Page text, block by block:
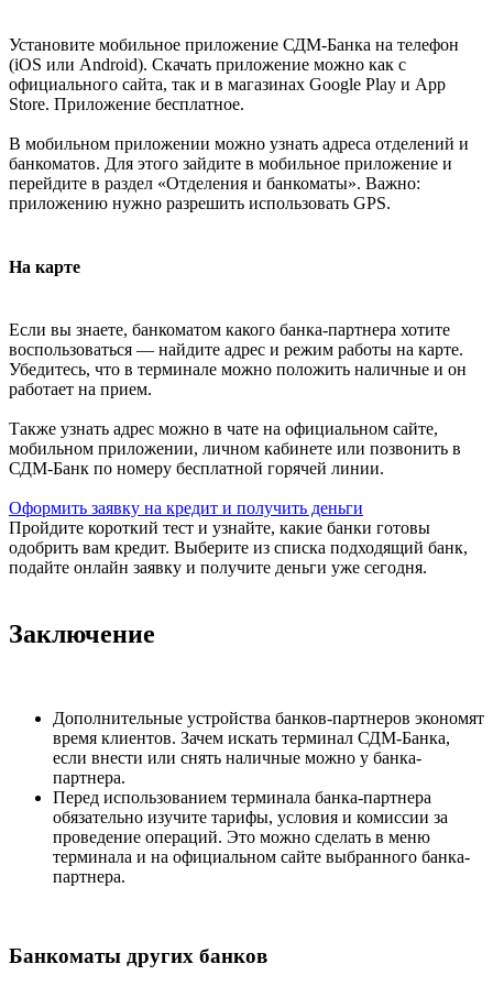
Установите мобильное приложение СДМ-Банка на телефон
(iOS или Android). Скачать приложение можно как с
официального сайта, так и в магазинах Google Play и App
Store. Приложение бесплатное.
В мобильном приложении можно узнать адреса отделений и
банкоматов. Для этого зайдите в мобильное приложение и
перейдите в раздел «Отделения и банкоматы». Важно:
приложению нужно разрешить использовать GPS.
На карте
Если вы знаете, банкоматом какого банка-партнера хотите
воспользоваться — найдите адрес и режим работы на карте.
Убедитесь, что в терминале можно положить наличные и он
работает на прием.
Также узнать адрес можно в чате на официальном сайте,
мобильном приложении, личном кабинете или позвонить в
СДМ-Банк по номеру бесплатной горячей линии.
Оформить заявку на кредит и получить деньги
Пройдите короткий тест и узнайте, какие банки готовы
одобрить вам кредит. Выберите из списка подходящий банк,
подайте онлайн заявку и получите деньги уже сегодня.
Заключение
Дополнительные устройства банков-партнеров экономят
время клиентов. Зачем искать терминал СДМ-Банка,
если внести или снять наличные можно у банка-
партнера.
Перед использованием терминала банка-партнера
обязательно изучите тарифы, условия и комиссии за
проведение операций. Это можно сделать в меню
терминала и на официальном сайте выбранного банка-
партнера.
Банкоматы других банков